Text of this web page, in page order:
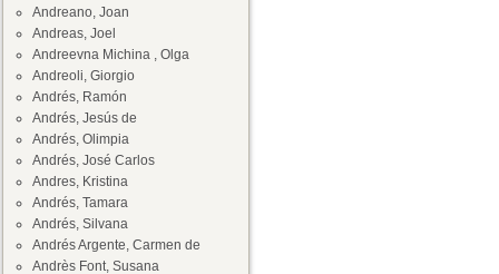
Andreano, Joan
Andreas, Joel
Andreevna Michina , Olga
Andreoli, Giorgio
Andrés, Ramón
Andrés, Jesús de
Andrés, Olimpia
Andrés, José Carlos
Andres, Kristina
Andrés, Tamara
Andrés, Silvana
Andrés Argente, Carmen de
Andrès Font, Susana